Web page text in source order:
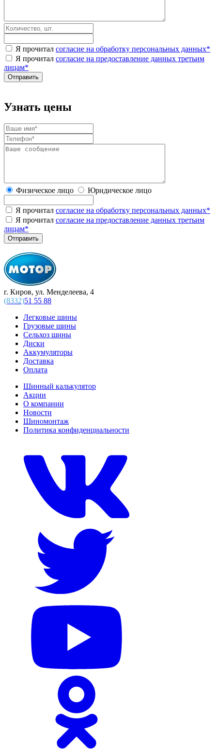
Я прочитал согласие на обработку персональных данных*
Я прочитал согласие на предоставление данных третьим
лицам*
Узнать цены
Физическое лицо Юридическое лицо
Я прочитал согласие на обработку персональных данных*
Я прочитал согласие на предоставление данных третьим
лицам*
г. Киров, ул. Менделеева, 4
(8332)51 55 88
Легковые шины
Грузовые шины
Сельхоз шины
Диски
Аккумуляторы
Доставка
Оплата
Шинный калькулятор
Акции
О компании
Новости
Шиномонтаж
Политика конфиденциальности